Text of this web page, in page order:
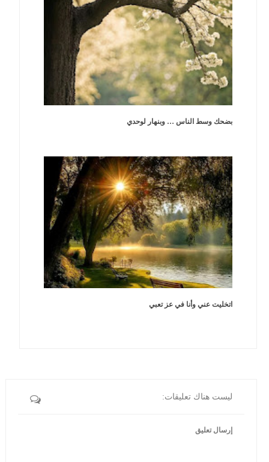
بضحك وسط الناس … وبنهار لوحدي
اتخليت عني وأنا في عز تعبي
ليست هناك تعليقات:
إرسال تعليق